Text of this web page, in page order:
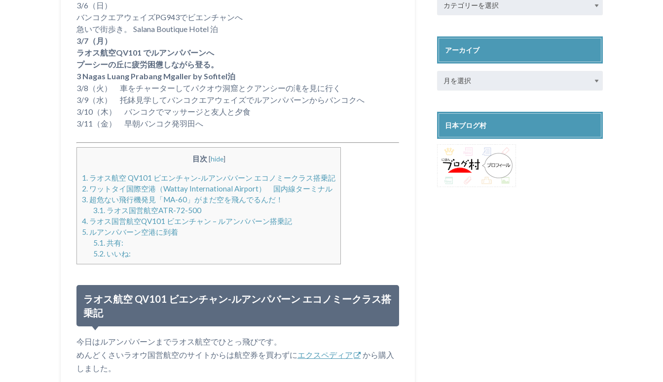
3/6（日）
バンコクエアウェイズPG943でビエンチャンへ
急いで街歩き。 Salana Boutique Hotel 泊
3/7（月）
ラオス航空QV101 でルアンパバーンへ
プーシーの丘に疲労困憊しながら登る。
3 Nagas Luang Prabang Mgaller by Sofitel泊
3/8（火） 車をチャーターしてパクオウ洞窟とクアンシーの滝を見に行く
3/9（水） 托鉢見学してバンコクエアウェイズでルアンパバーンからバンコクへ
3/10（木） バンコクでマッサージと友人と夕食
3/11（金） 早朝バンコク発羽田へ
目次 [hide]
1. ラオス航空 QV101 ビエンチャン-ルアンパバーン エコノミークラス搭乗記
2. ワットタイ国際空港（Wattay International Airport） 国内線ターミナル
3. 超危ない飛行機発見「MA-60」がまだ空を飛んでるんだ！
3.1.ラオス国営航空ATR-72-500
4. ラオス国営航空QV101 ビエンチャン – ルアンパバーン搭乗記
5. ルアンパバーン空港に到着
5.1.共有:
5.2.いいね:
ラオス航空 QV101 ビエンチャン-ルアンパバーン エコノミークラス搭
乗記
今日はルアンパバーンまでラオス航空でひとっ飛びです。
めんどくさいラオウ国営航空のサイトからは航空券を買わずにエクスペディア
から購入
しました。
アーカイブ
日本ブログ村